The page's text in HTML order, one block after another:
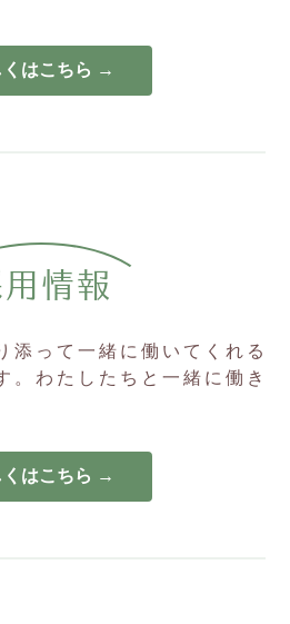
達しました。
ビーマッサージ」は定員に達しまし
ニ運動会」は定員に達しました。
つまいもほり」は予定通り実施しま
０～一時間程度
くはこちら →
情報
添って一緒に働いてくれる
。わたしたちと一緒に働き
くはこちら →